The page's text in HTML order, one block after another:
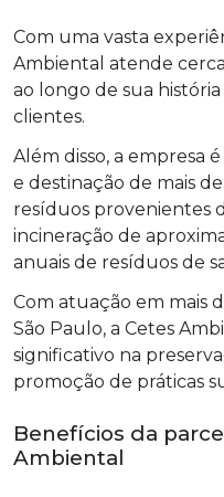
Com uma vasta
Ambiental atende
ao longo de sua
clientes.
Além disso, a empresa
e destinação de mais
resíduos provenientes
incineração de
anuais de resíduos de
Com atuação em mais
São Paulo, a Cetes
significativo na
promoção de práticas
Benefícios da
Ambiental